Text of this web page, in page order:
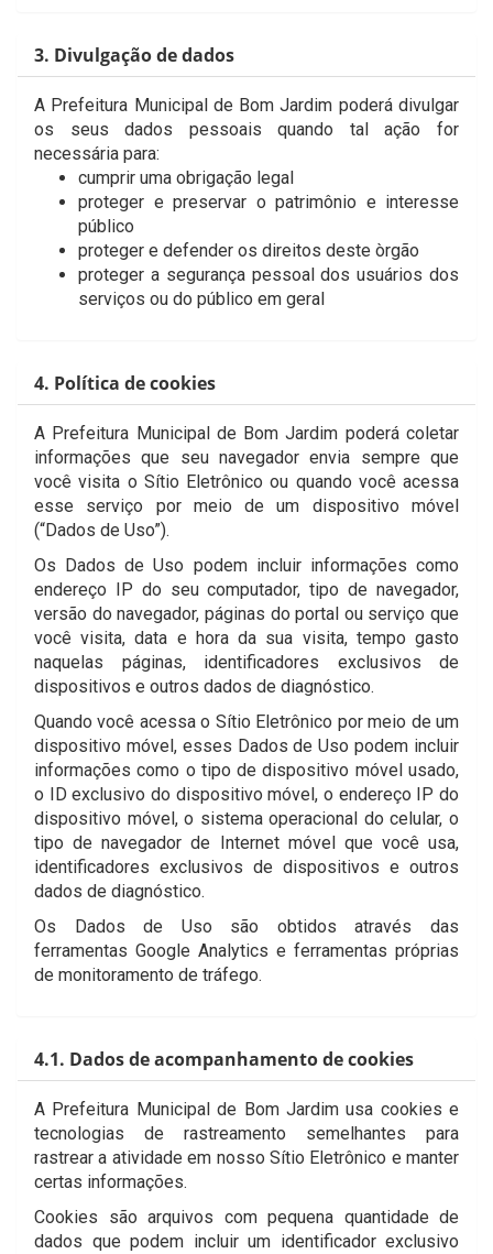
3. Divulgação de dados
A Prefeitura Municipal de Bom Jardim poderá divulgar
os seus dados pessoais quando tal ação for
necessária para:
cumprir uma obrigação legal
proteger e preservar o patrimônio e interesse
público
proteger e defender os direitos deste òrgão
proteger a segurança pessoal dos usuários dos
serviços ou do público em geral
4. Política de cookies
A Prefeitura Municipal de Bom Jardim poderá coletar
informações que seu navegador envia sempre que
você visita o Sítio Eletrônico ou quando você acessa
esse serviço por meio de um dispositivo móvel
(“Dados de Uso”).
Os Dados de Uso podem incluir informações como
endereço IP do seu computador, tipo de navegador,
versão do navegador, páginas do portal ou serviço que
você visita, data e hora da sua visita, tempo gasto
naquelas páginas, identificadores exclusivos de
dispositivos e outros dados de diagnóstico.
Quando você acessa o Sítio Eletrônico por meio de um
dispositivo móvel, esses Dados de Uso podem incluir
informações como o tipo de dispositivo móvel usado,
o ID exclusivo do dispositivo móvel, o endereço IP do
dispositivo móvel, o sistema operacional do celular, o
tipo de navegador de Internet móvel que você usa,
identificadores exclusivos de dispositivos e outros
dados de diagnóstico.
Os Dados de Uso são obtidos através das
ferramentas Google Analytics e ferramentas próprias
de monitoramento de tráfego.
4.1. Dados de acompanhamento de cookies
A Prefeitura Municipal de Bom Jardim usa cookies e
tecnologias de rastreamento semelhantes para
rastrear a atividade em nosso Sítio Eletrônico e manter
certas informações.
Cookies são arquivos com pequena quantidade de
dados que podem incluir um identificador exclusivo